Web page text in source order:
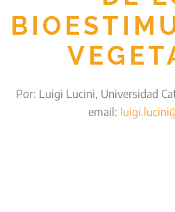
Por: Luigi Lucini, Universidad
email: